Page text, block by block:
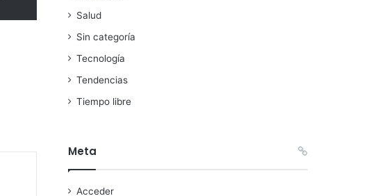
Salud
Sin categoría
Tecnología
Tendencias
Tiempo libre
Meta
Acceder